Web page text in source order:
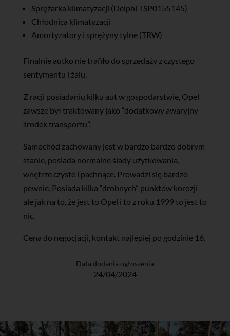
Sprężarka klimatyzacji (Delphi TSP0155145)
Chłodnica klimatyzacji
Amortyzatory i sprężyny tylne (TRW)
Finalnie autko nie trafiło do sprzedaży z czystego
sentymentu i żalu.
Z racji posiadaniu kilku aut w gospodarstwie, Opel
zawsze był traktowany jako “dodatkowy awaryjny
środek transportu”.
Samochód zachowany jest w bardzo bardzo dobrym
stanie, posiada normalne ślady użytkowania,
wnętrze czyste i pachnące. Prowadzi się bardzo
pewnie. Posiada kilka “drobnych” punktów korozji
ale jak na to, że jest to Opel i to z roku 1999 to jest to
nic.
Cena do negocjacji, kontakt najlepiej po godzinie 16.
Data dodania ogłoszenia
24/04/2024